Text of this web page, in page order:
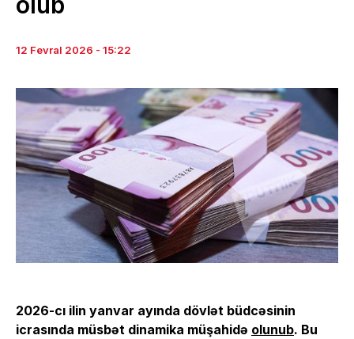
12 Fevral 2026 - 15:22
2026-cı ilin yanvar ayında dövlət büdcəsinin
icrasında müsbət dinamika müşahidə olunub. Bu